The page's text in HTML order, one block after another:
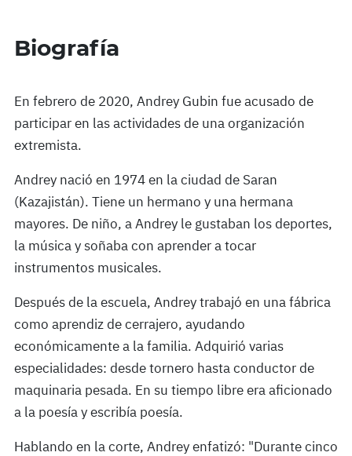
Biografía
En febrero de 2020, Andrey Gubin fue acusado de
participar en las actividades de una organización
extremista.
Andrey nació en 1974 en la ciudad de Saran
(Kazajistán). Tiene un hermano y una hermana
mayores. De niño, a Andrey le gustaban los deportes,
la música y soñaba con aprender a tocar
instrumentos musicales.
Después de la escuela, Andrey trabajó en una fábrica
como aprendiz de cerrajero, ayudando
económicamente a la familia. Adquirió varias
especialidades: desde tornero hasta conductor de
maquinaria pesada. En su tiempo libre era aficionado
a la poesía y escribía poesía.
Hablando en la corte, Andrey enfatizó: "Durante cinco